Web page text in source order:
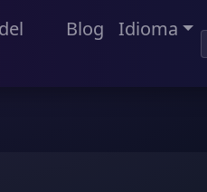
Blog Idioma